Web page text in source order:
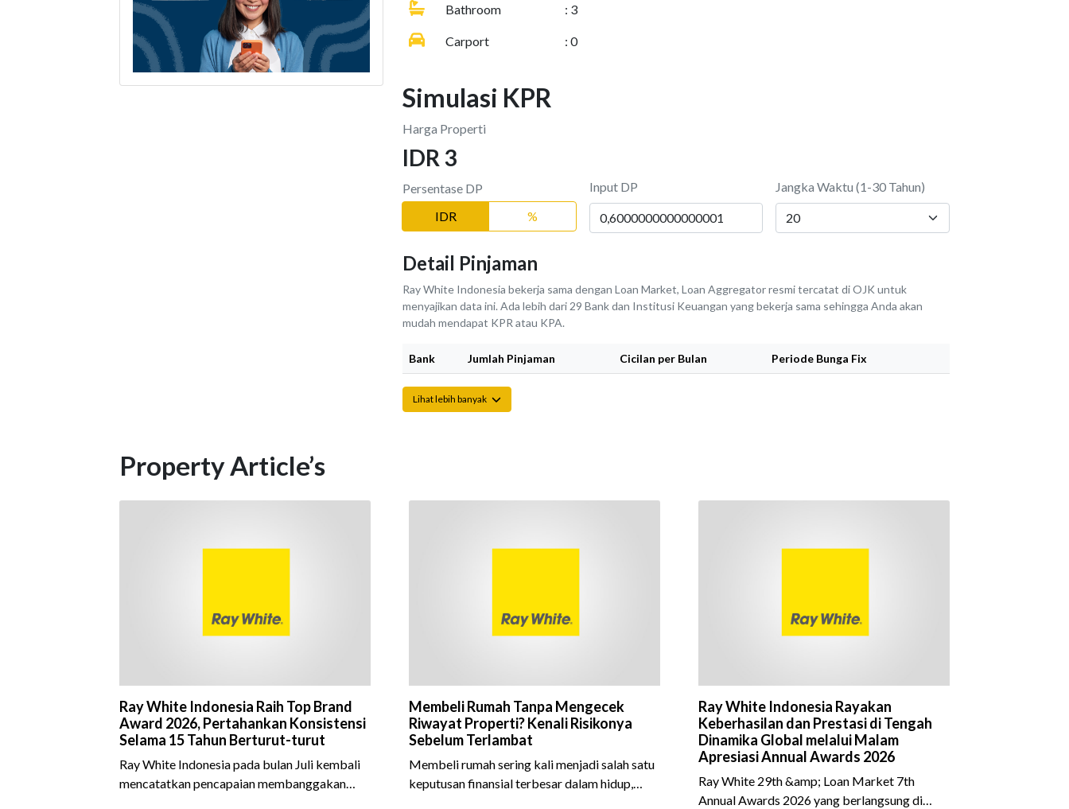
Bathroom : 3
Carport : 0
Simulasi KPR
Harga Properti
IDR 3
Persentase DP
IDR
%
Input DP Jangka Waktu (1-30 Tahun)
Detail Pinjaman
Ray White Indonesia bekerja sama dengan Loan Market, Loan Aggregator resmi tercatat di OJK untuk
menyajikan data ini. Ada lebih dari 29 Bank dan Institusi Keuangan yang bekerja sama sehingga Anda akan
mudah mendapat KPR atau KPA.
Bank Jumlah Pinjaman Cicilan per Bulan Periode Bunga Fix
Lihat lebih banyak
Property Article’s
Ray White Indonesia Raih Top Brand
Award 2026, Pertahankan Konsistensi
Selama 15 Tahun Berturut-turut
Ray White Indonesia pada bulan Juli kembali
mencatatkan pencapaian membanggakan
Membeli Rumah Tanpa Mengecek
Riwayat Properti? Kenali Risikonya
Sebelum Terlambat
Membeli rumah sering kali menjadi salah satu
keputusan finansial terbesar dalam hidup,
Ray White Indonesia Rayakan
Keberhasilan dan Prestasi di Tengah
Dinamika Global melalui Malam
Apresiasi Annual Awards 2026
Ray White 29th &amp; Loan Market 7th
Annual Awards 2026 yang berlangsung di